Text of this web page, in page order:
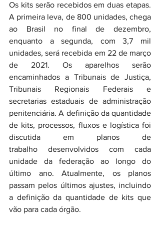
Os kits serão recebidos em duas etapas.
A primeira leva, de 800 unidades, chega
ao Brasil no final de dezembro,
enquanto a segunda, com 3,7 mil
unidades, será recebida em 22 de março
de 2021. Os aparelhos serão
encaminhados a Tribunais de Justiça,
Tribunais Regionais Federais e
secretarias estaduais de administração
penitenciária. A definição da quantidade
de kits, processos, fluxos e logística foi
discutida em planos de
trabalho desenvolvidos com cada
unidade da federação ao longo do
último ano. Atualmente, os planos
passam pelos últimos ajustes, incluindo
a definição da quantidade de kits que
vão para cada órgão.